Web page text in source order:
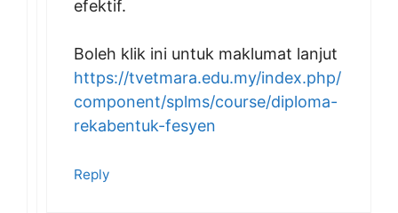
efektif.
Boleh klik ini untuk maklumat lanjut
https://tvetmara.edu.my/index.php/
component/splms/course/diploma-
rekabentuk-fesyen
Reply